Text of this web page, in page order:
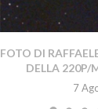
FOTO DI
DELLA 220P/
7